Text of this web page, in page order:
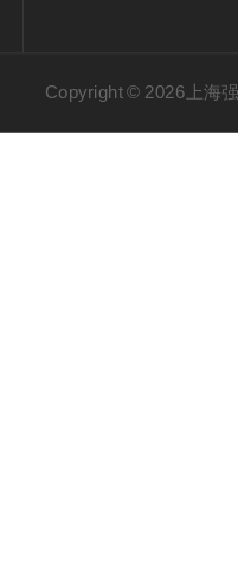
Copyright © 2026上海